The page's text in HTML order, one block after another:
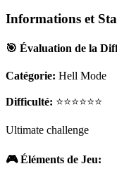
Informations et
🎯 Évaluation de la
Catégorie: Hell Mode
Difficulté: ⭐⭐⭐⭐⭐⭐
Ultimate challenge
🎮 Éléments de Jeu: